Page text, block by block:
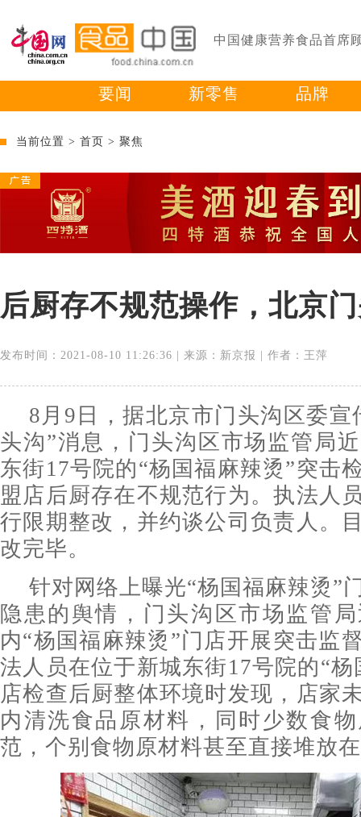
中国健康营养食品首席
要闻 新零售 品牌
当前位置 > 首页 > 聚焦
后厨存不规范操作，北京
发布时间：2021-08-10 11:26:36 | 来源：新京报 | 作者：王萍
8月9日，据北京市门头沟区委宣
头沟”消息，门头沟区市场监管局
东街17号院的“杨国福麻辣烫”突击
盟店后厨存在不规范行为。执法人
行限期整改，并约谈公司负责人。
改完毕。
针对网络上曝光“杨国福麻辣烫”
隐患的舆情，门头沟区市场监管
内“杨国福麻辣烫”门店开展突击监
法人员在位于新城东街17号院的“
店检查后厨整体环境时发现，店家
内清洗食品原材料，同时少数食
范，个别食物原材料甚至直接堆放